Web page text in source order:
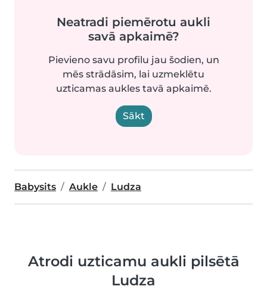
Neatradi piemērotu aukli
savā apkaimē?
Pievieno savu profilu jau šodien, un
mēs strādāsim, lai uzmeklētu
uzticamas aukles tavā apkaimē.
Sākt
Babysits Aukle Ludza
Atrodi uzticamu aukli pilsētā
Ludza